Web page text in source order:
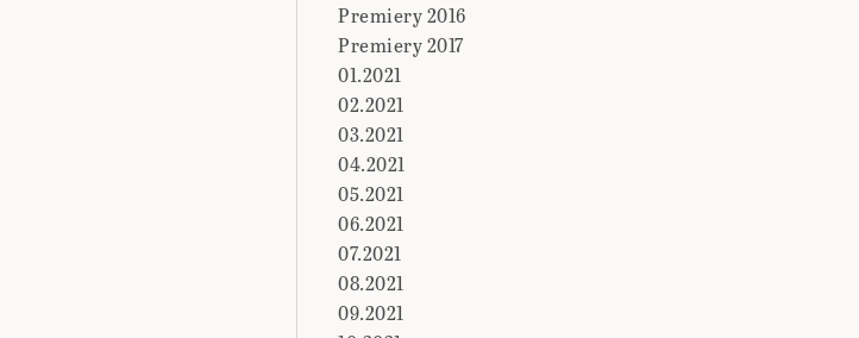
Premiery 2016
Premiery 2017
01.2021
02.2021
03.2021
04.2021
05.2021
06.2021
07.2021
08.2021
09.2021